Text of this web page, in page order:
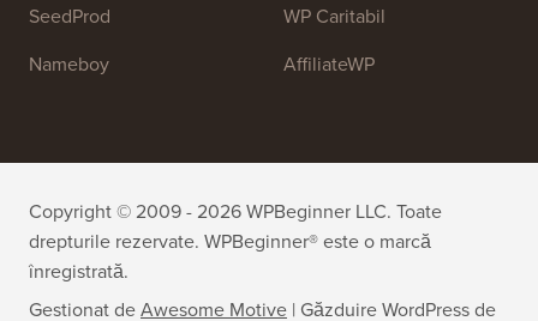
SeedProd
Nameboy
WP Caritabil
AffiliateWP
Copyright © 2009 - 2026 WPBeginner LLC. Toate
drepturile rezervate. WPBeginner® este o marcă
înregistrată.
Gestionat deAwesome Motive | Găzduire WordPressde